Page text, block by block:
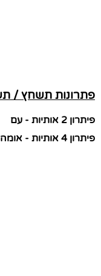
פתרונות תשחץ /
פיתרון 2 אותיות - עם
פיתרון 4 אותיות - אומה